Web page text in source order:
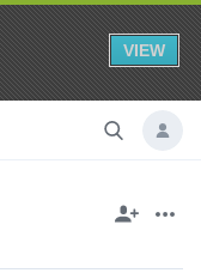
VIEW